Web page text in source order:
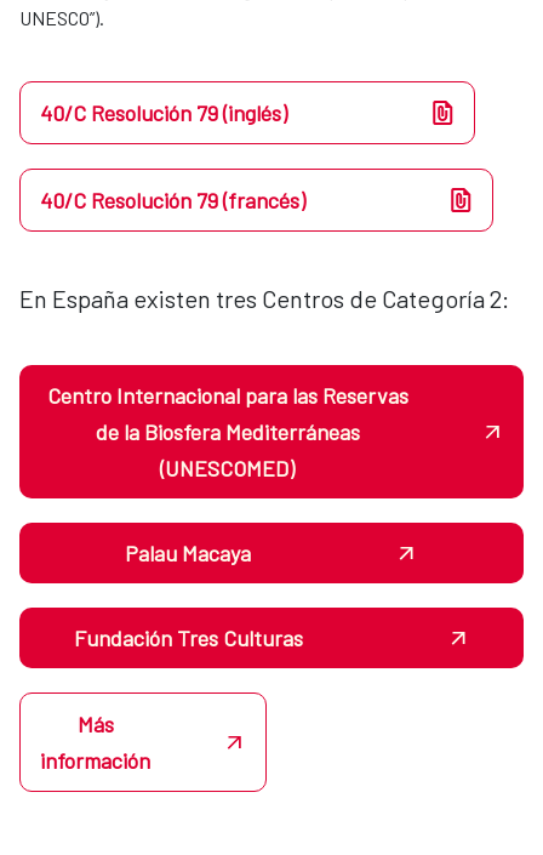
UNESCO”).
40/C Resolución 79 (inglés)
40/C Resolución 79 (francés)
En España existen tres Centros de Categoría 2:
Centro Internacional para las Reservas
de la Biosfera Mediterráneas
(UNESCOMED)
Palau Macaya
Fundación Tres Culturas
Más
información